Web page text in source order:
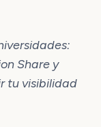
Share y
tu visibilidad